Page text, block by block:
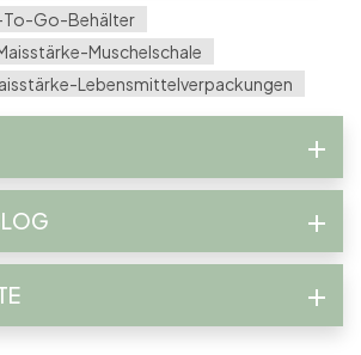
To-Go-Behälter
Muschelschale
Lebensmittelverpackungen